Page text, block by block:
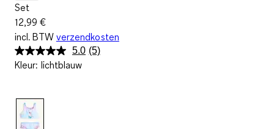
Set
12,99 €
incl. BTW verzendkosten
5.0 Lees
(5)
Kleur: lichtblauw